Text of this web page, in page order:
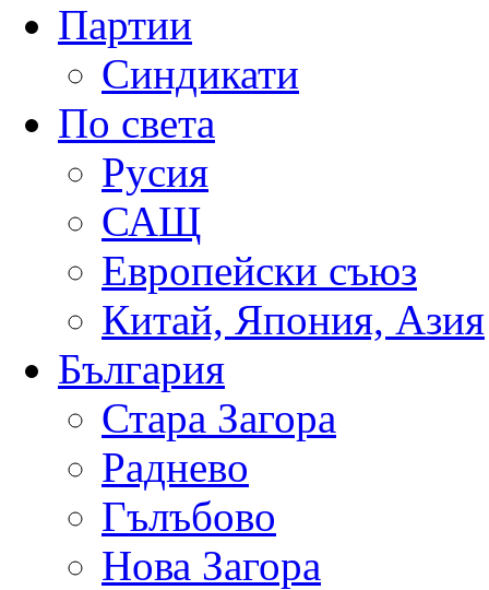
Партии
Синдикати
По света
Русия
САЩ
Европейски съюз
Китай, Япония, Азия
България
Стара Загора
Раднево
Гълъбово
Нова Загора